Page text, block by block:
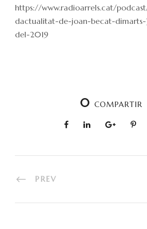
https://www.radioarrels.cat/
dactualitat-de-joan-becat-
del-2019
0 COMPARTIR
PREV